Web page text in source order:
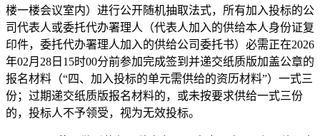
楼一楼会议室内）进行公开随机抽取法式，所有加入投标的公
司代表人或委托代办署理人（代表人加入的供给本人身份证复
印件，委托代办署理人加入的供给公司委托书）必需正在2026
年02月28日15时00分前参加完成签到并递交纸质版加盖公章的
报名材料（“四、加入投标的单元需供给的资历材料”）一式三
份；过期递交纸质版报名材料的，或未按要求供给一式三份
的，投标人不予领受，视为无效投标。